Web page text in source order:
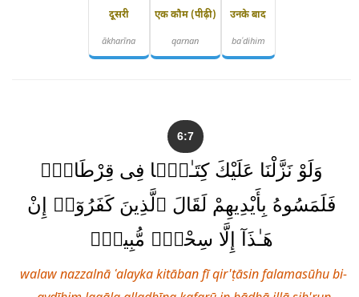
उनके बाद
baʿdihim
एक कौम (पीढ़ी)
qarnan
दूसरी
ākharīna
6:7
وَلَوْ نَزَّلْنَا عَلَيْكَ كِتَـٰبًۭا فِى قِرْطَاسٍۢ
فَلَمَسُوهُ بِأَيْدِيهِمْ لَقَالَ ٱلَّذِينَ كَفَرُوٓا۟ إِنْ
هَـٰذَآ إِلَّا سِحْرٌۭ مُّبِينٌۭ
walaw nazzalnā ʿalayka kitāban fī qir'ṭāsin falamasūhu bi-